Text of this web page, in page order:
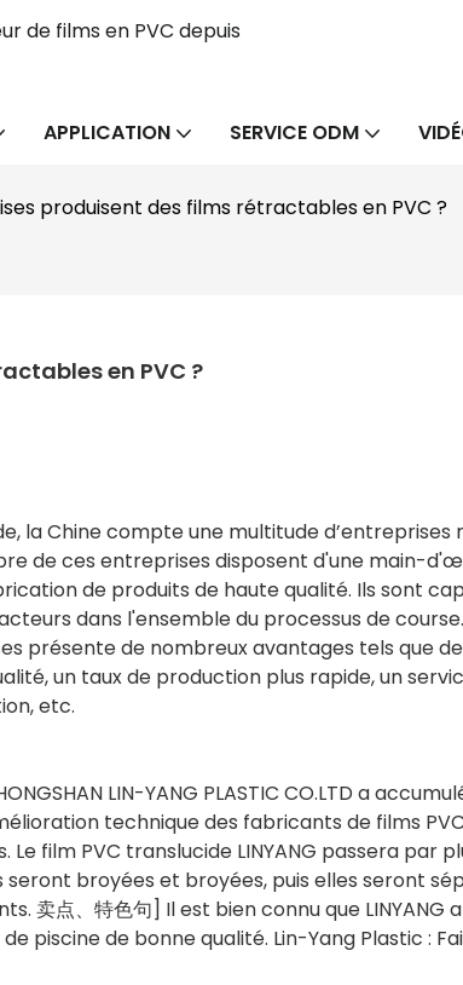
de films en PVC depuis
APPLICATION SERVICE ODM
produisent des films rétractables en PVC ?
en PVC ?
la Chine compte une multitude d’entreprises
de ces entreprises disposent d'une main-
de produits de haute qualité. Ils sont
dans l'ensemble du processus de course.
présente de nombreux avantages tels que
un taux de production plus rapide, un
etc.
LIN-YANG PLASTIC CO.LTD a
technique des fabricants de films
film PVC translucide LINYANG passera par
broyées et broyées, puis elles seront
卖点、特色句] Il est bien connu que LINYANG
piscine de bonne qualité. Lin-Yang Plastic :